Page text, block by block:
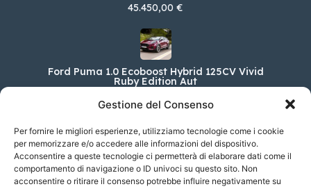
Gestione del Consenso
Per fornire le migliori esperienze, utilizziamo tecnologie come i cookie
per memorizzare e/o accedere alle informazioni del dispositivo.
Acconsentire a queste tecnologie ci permetterà di elaborare dati come il
comportamento di navigazione o ID univoci su questo sito. Non
acconsentire o ritirare il consenso potrebbe influire negativamente su
45.450,00 €
Ford Puma 1.0 Ecoboost Hybrid 125CV Vivid
Ruby Edition Aut
DS DS 9 E-TENSE E-Tense 250 Opera
77.000,00 €